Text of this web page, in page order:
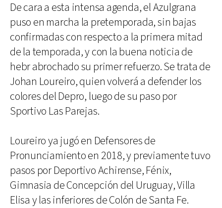
De cara a esta intensa agenda, el Azulgrana
puso en marcha la pretemporada, sin bajas
confirmadas con respecto a la primera mitad
de la temporada, y con la buena noticia de
hebr abrochado su primer refuerzo. Se trata de
Johan Loureiro, quien volverá a defender los
colores del Depro, luego de su paso por
Sportivo Las Parejas.
Loureiro ya jugó en Defensores de
Pronunciamiento en 2018, y previamente tuvo
pasos por Deportivo Achirense, Fénix,
Gimnasia de Concepción del Uruguay, Villa
Elisa y las inferiores de Colón de Santa Fe.